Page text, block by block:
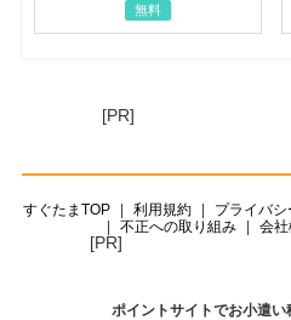
無料
[PR]
すぐたまTOP 利用規約 プライバ
不正への取り組み
会
[PR]
ポイントサイトでお小遣い